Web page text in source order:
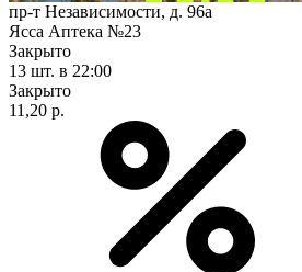
пр-т Независимости, д. 96а
Ясса Аптека №23
Закрыто
13 шт. в 22:00
Закрыто
11,20 р.